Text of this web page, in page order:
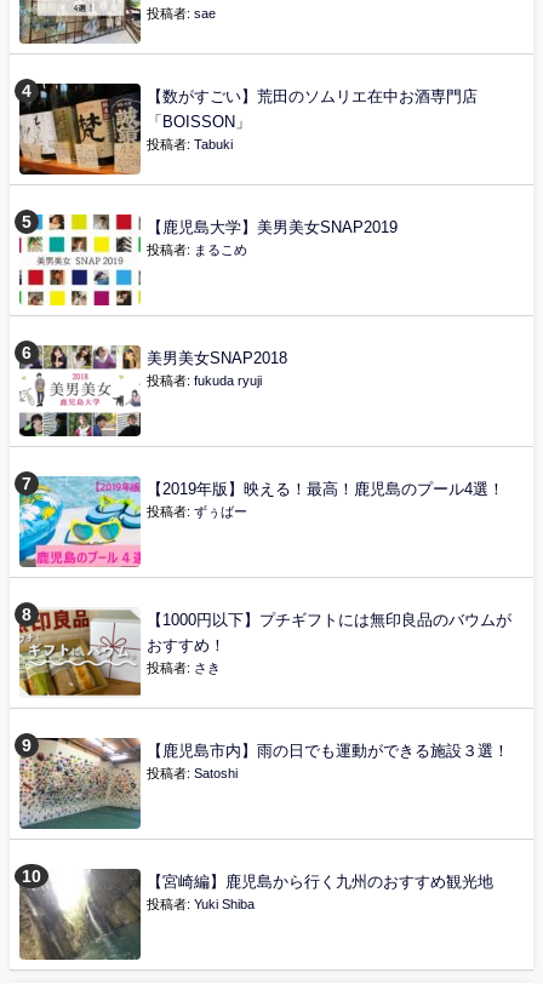
投稿者: sae
【数がすごい】荒田のソムリエ在中お酒専門店
「BOISSON」
投稿者: Tabuki
【鹿児島大学】美男美女SNAP2019
投稿者: まるこめ
美男美女SNAP2018
投稿者: fukuda ryuji
【2019年版】映える！最高！鹿児島のプール4選！
投稿者: ずぅばー
【1000円以下】プチギフトには無印良品のバウムが
おすすめ！
投稿者: さき
【鹿児島市内】雨の日でも運動ができる施設３選！
投稿者: Satoshi
【宮崎編】鹿児島から行く九州のおすすめ観光地
投稿者: Yuki Shiba